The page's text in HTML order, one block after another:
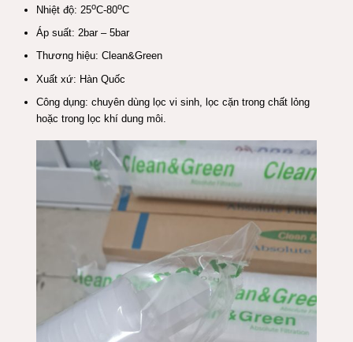
Nhiệt độ: 25oC-80oC
Áp suất: 2bar – 5bar
Thương hiệu: Clean&Green
Xuất xứ: Hàn Quốc
Công dụng: chuyên dùng lọc vi sinh, lọc cặn trong chất lỏng
hoặc trong lọc khí dung môi.